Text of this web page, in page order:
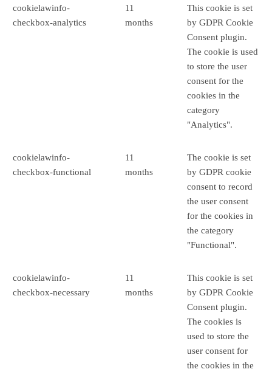
cookielawinfo-
checkbox-analytics
11
months
This cookie is set
by GDPR Cookie
Consent plugin.
The cookie is used
to store the user
consent for the
cookies in the
category
"Analytics".
cookielawinfo-
checkbox-functional
11
months
The cookie is set
by GDPR cookie
consent to record
the user consent
for the cookies in
the category
"Functional".
cookielawinfo-
checkbox-necessary
11
months
This cookie is set
by GDPR Cookie
Consent plugin.
The cookies is
used to store the
user consent for
the cookies in the